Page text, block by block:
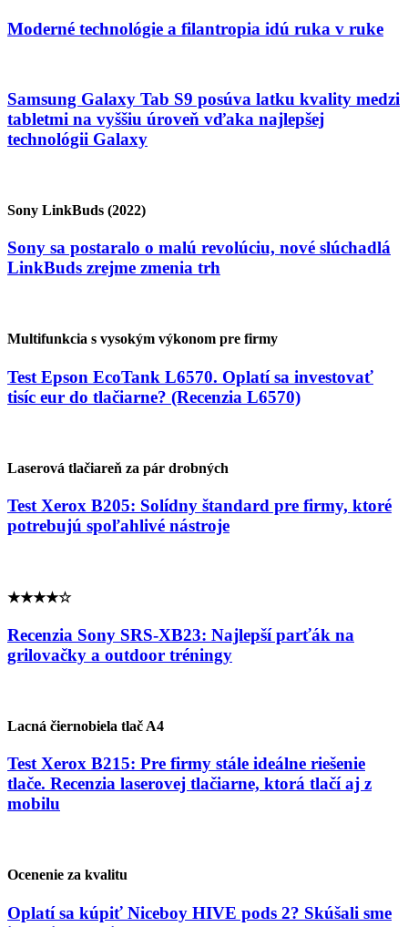
Moderné technológie a filantropia idú ruka v ruke
Samsung Galaxy Tab S9 posúva latku kvality medzi
tabletmi na vyššiu úroveň vďaka najlepšej
technológii Galaxy
Sony LinkBuds (2022)
Sony sa postaralo o malú revolúciu, nové slúchadlá
LinkBuds zrejme zmenia trh
Multifunkcia s vysokým výkonom pre firmy
Test Epson EcoTank L6570. Oplatí sa investovať
tisíc eur do tlačiarne? (Recenzia L6570)
Laserová tlačiareň za pár drobných
Test Xerox B205: Solídny štandard pre firmy, ktoré
potrebujú spoľahlivé nástroje
★★★★☆
Recenzia Sony SRS-XB23: Najlepší parťák na
grilovačky a outdoor tréningy
Lacná čiernobiela tlač A4
Test Xerox B215: Pre firmy stále ideálne riešenie
tlače. Recenzia laserovej tlačiarne, ktorá tlačí aj z
mobilu
Ocenenie za kvalitu
Oplatí sa kúpiť Niceboy HIVE pods 2? Skúšali sme